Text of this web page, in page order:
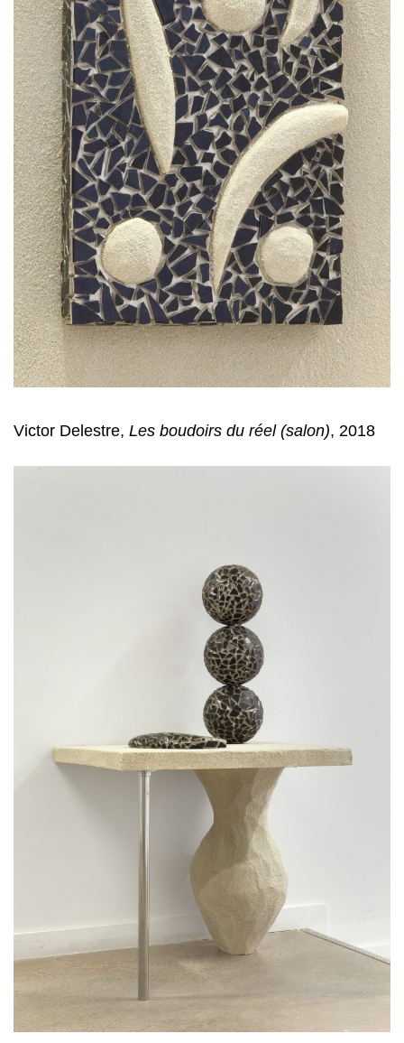
Victor Delestre, Les boudoirs du réel (salon), 2018